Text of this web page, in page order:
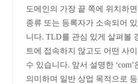
도메인의 가장 끝 쪽에 위치하
종류 또는 등록자가 소속되어
니다. TLD를 관심 있게 살펴볼
트에 접속하지 않고도 어떤 사
수 있습니다. 앞서 설명한 ‘com’
의미하며 일반 상업 목적으로